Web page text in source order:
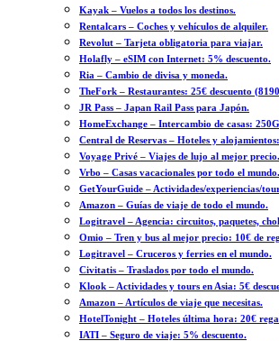
Kayak – Vuelos a todos los destinos.
Rentalcars – Coches y vehículos de alquiler.
Revolut – Tarjeta obligatoria para viajar.
Holafly – eSIM con Internet: 5% descuento.
Ria – Cambio de divisa y moneda.
TheFork – Restaurantes: 25€ descuento
JR Pass – Japan Rail Pass para Japón.
HomeExchange – Intercambio de casas:
Central de Reservas – Hoteles y
Voyage Privé – Viajes de lujo al mejor precio.
Vrbo – Casas vacacionales por todo el mundo.
GetYourGuide – Actividades/experiencias/
Amazon – Guías de viaje de todo el mundo.
Logitravel – Agencia: circuitos, paquetes,
Omio – Tren y bus al mejor precio: 10€ de
Logitravel – Cruceros y ferries en el mundo.
Civitatis – Traslados por todo el mundo.
Klook – Actividades y tours en Asia: 5€
Amazon – Artículos de viaje que necesitas.
HotelTonight – Hoteles última hora: 20€
IATI – Seguro de viaje: 5% descuento.